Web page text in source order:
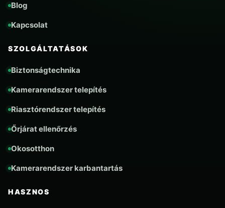
Blog
Kapcsolat
SZOLGÁLTATÁSOK
Biztonságtechnika
Kamerarendszer telepítés
Riasztórendszer telepítés
Őrjárat ellenőrzés
Okosotthon
Kamerarendszer karbantartás
HASZNOS